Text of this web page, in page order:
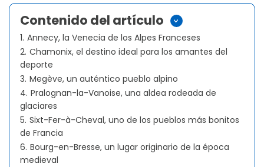
Contenido del artículo >
1. Annecy, la Venecia de los Alpes Franceses
2. Chamonix, el destino ideal para los amantes del
deporte
3. Megève, un auténtico pueblo alpino
4. Pralognan-la-Vanoise, una aldea rodeada de
glaciares
5. Sixt-Fer-à-Cheval, uno de los pueblos más bonitos
de Francia
6. Bourg-en-Bresse, un lugar originario de la época
medieval